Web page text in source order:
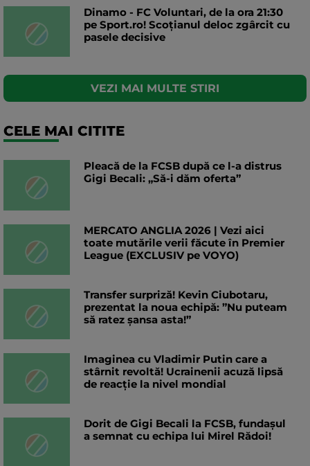
Dinamo - FC Voluntari, de la ora 21:30
pe Sport.ro! Scoțianul deloc zgârcit cu
pasele decisive
VEZI MAI MULTE STIRI
CELE MAI CITITE
Pleacă de la FCSB după ce l-a distrus
Gigi Becali: „Să-i dăm oferta”
MERCATO ANGLIA 2026 | Vezi aici
toate mutările verii făcute în Premier
League (EXCLUSIV pe VOYO)
Transfer surpriză! Kevin Ciubotaru,
prezentat la noua echipă: ”Nu puteam
să ratez șansa asta!”
Imaginea cu Vladimir Putin care a
stârnit revoltă! Ucrainenii acuză lipsă
de reacție la nivel mondial
Dorit de Gigi Becali la FCSB, fundașul
a semnat cu echipa lui Mirel Rădoi!